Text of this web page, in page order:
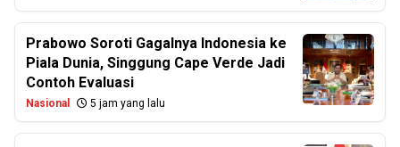
Prabowo Soroti Gagalnya Indonesia ke
Piala Dunia, Singgung Cape Verde Jadi
Contoh Evaluasi
Nasional 5 jam yang lalu